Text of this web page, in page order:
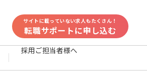
サイトに載っていない求人もたくさん！
転職サポートに申し込む
採用ご担当者様へ